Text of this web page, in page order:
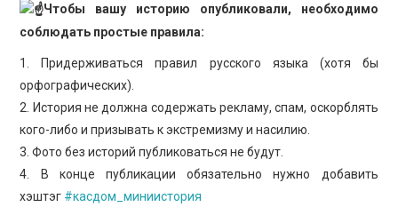
Чтобы вашу историю опубликовали, необходимо
соблюдать простые правила:
1. Придерживаться правил русского языка (хотя бы
орфографических).
2. История не должна содержать рекламу, спам, оскорблять
кого-либо и призывать к экстремизму и насилию.
3. Фото без историй публиковаться не будут.
4. В конце публикации обязательно нужно добавить
хэштэг #касдом_миниистория